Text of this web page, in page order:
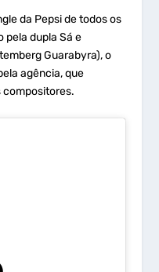
da Pepsi de todos os
pela dupla Sá e
Guarabyra), o
agência, que
compositores.